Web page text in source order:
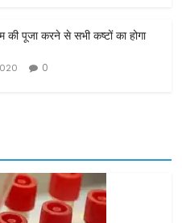
की पूजा करने से सभी कष्टों का होगा
0